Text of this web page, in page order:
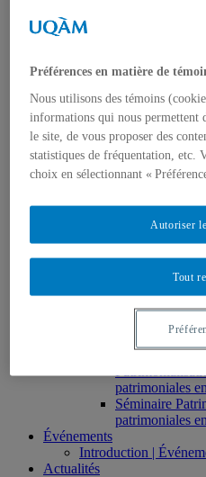
Muséologie,
Histoire de l’art
HAR2644 –
gestion en
Direction de thèses et
Stages
Archives
MDT8001 –
touristiques
MSL9005 – La
EUR7102 –
tourisme
EUR8216 –
EUR8460 –
EUR8511 –
EUT1065 –
Séminaire
patrimoniales
Séminaire
patrimoniales
Événements
Introduction |
Actualités
Préférences en matière de
Nous utilisons des témoins
informations qui nous permettent
le site, de vous proposer des
statistiques de fréquentation, etc.
choix en sélectionnant «
Tout
Autoriser